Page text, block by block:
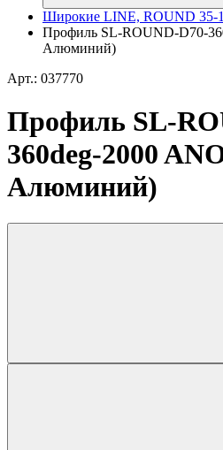
Широкие LINE, ROUND 35-
Профиль SL-ROUND-D70-
Алюминий)
Арт.: 037770
Профиль SL-
360deg-2000
Алюминий)